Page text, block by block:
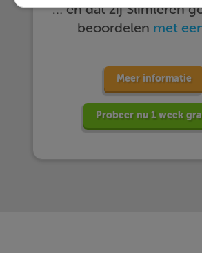
… en dat zij Slimleren
beoordelen met
Meer informatie
Probeer nu 1 week